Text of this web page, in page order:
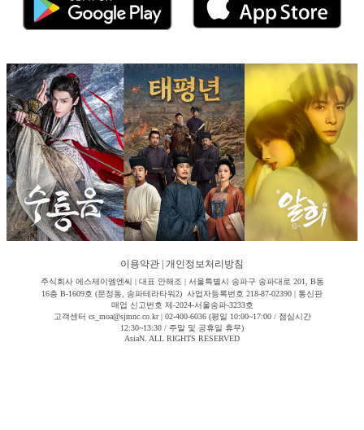
이용약관 개인정보처리방침
주식회사 에스제이엠엔씨 | 대표 안해조 | 서울특별시 송파구 송파대로 201, B동
16층 B-1609호 (문정동, 송파테라타워2) 사업자등록번호 218-87-02390 | 통신판
매업 신고번호 제-2024-서울송파-3233호
고객센터 cs_moa@sjmnc.co.kr | 02-400-6036 (평일 10:00~17:00 / 점심시간
12:30~13:30 / 주말 및 공휴일 휴무)
AsiaN. ALL RIGHTS RESERVED